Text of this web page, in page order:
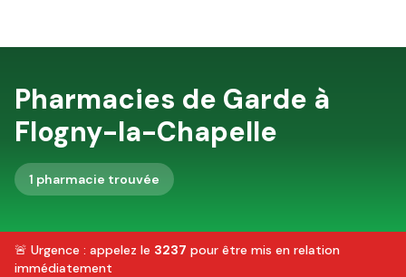
Pharmacies de Garde à
Flogny-la-Chapelle
1 pharmacie trouvée
🚨 Urgence : appelez le 3237 pour être mis en relation
immédiatement